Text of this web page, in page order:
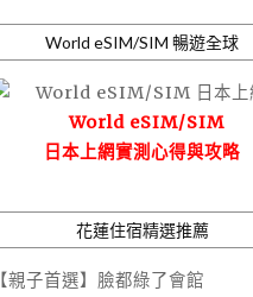
World eSIM/SIM 暢遊全球
World eSIM/SIM
日本上網實測心得與攻略
花蓮住宿精選推薦
【親子首選】臉都綠了會館